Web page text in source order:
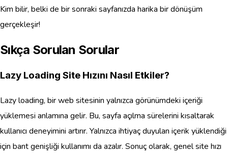
Kim bilir, belki de bir sonraki sayfanızda harika bir dönüşüm
gerçekleşir!
Sıkça Sorulan Sorular
Lazy Loading Site Hızını Nasıl Etkiler?
Lazy loading, bir web sitesinin yalnızca görünümdeki içeriği
yüklemesi anlamına gelir. Bu, sayfa açılma sürelerini kısaltarak
kullanıcı deneyimini artırır. Yalnızca ihtiyaç duyulan içerik yüklendiği
için bant genişliği kullanımı da azalır. Sonuç olarak, genel site hızı